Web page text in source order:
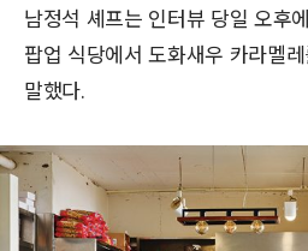
남정석 셰프는 인터뷰 당일 오후
팝업 식당에서 도화새우 카라멜
말했다.